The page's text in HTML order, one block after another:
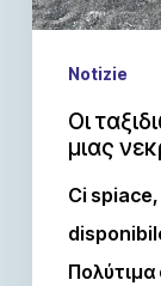
Notizie
Οι
μιας
Ci
Πολύτιμα